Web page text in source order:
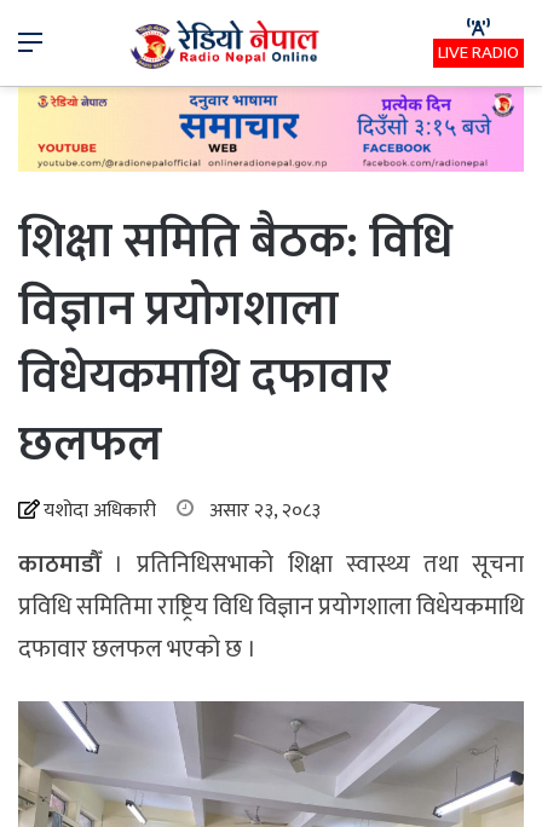
Menu LIVE RADIO
शिक्षा समिति बैठक: विधि
विज्ञान प्रयोगशाला
विधेयकमाथि दफावार
छलफल
यशोदा अधिकारी असार २३, २०८३
काठमाडौँ। प्रतिनिधिसभाको शिक्षा स्वास्थ्य तथा सूचना
प्रविधि समितिमा राष्ट्रिय विधि विज्ञान प्रयोगशाला विधेयकमाथि
दफावार छलफल भएको छ ।